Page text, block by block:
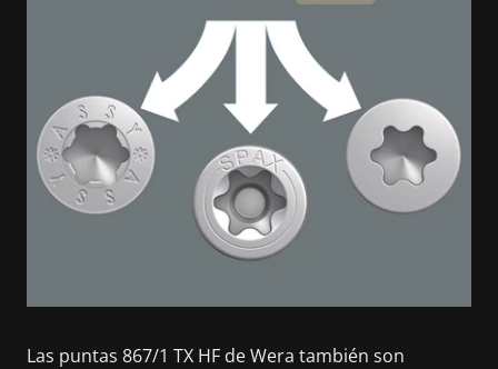
Las puntas 867/1 TX HF de Wera también son